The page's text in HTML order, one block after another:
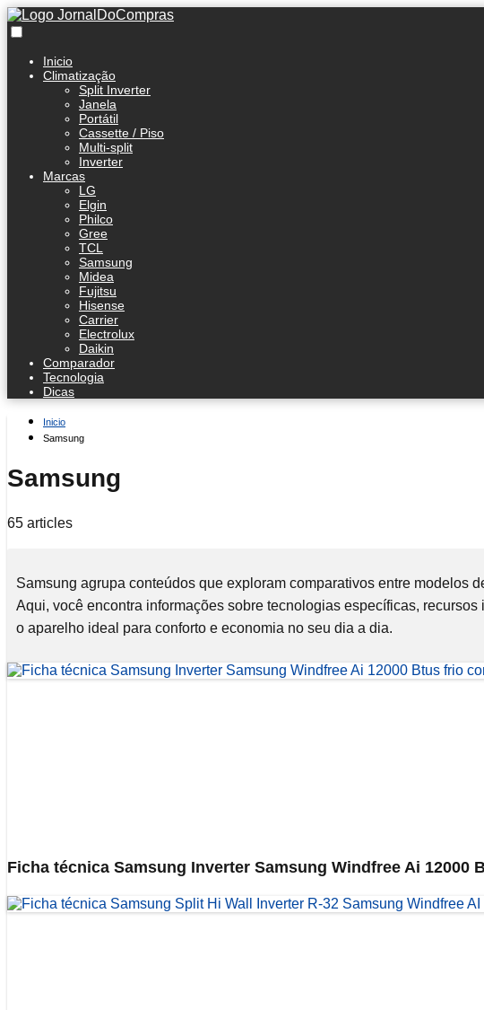
Inicio
Climatização
Split Inverter
Janela
Portátil
Cassette / Piso
Multi-split
Inverter
Marcas
LG
Elgin
Philco
Gree
TCL
Samsung
Midea
Fujitsu
Hisense
Carrier
Electrolux
Daikin
Comparador
Tecnologia
Dicas
Inicio
Samsung
Samsung
65 articles
Samsung agrupa conteúdos que exploram comparativos entre modelos
Aqui, você encontra informações sobre tecnologias específicas,
o aparelho ideal para conforto e economia no seu dia a dia.
Ficha técnica Samsung Inverter Samsung Windfree Ai 12000